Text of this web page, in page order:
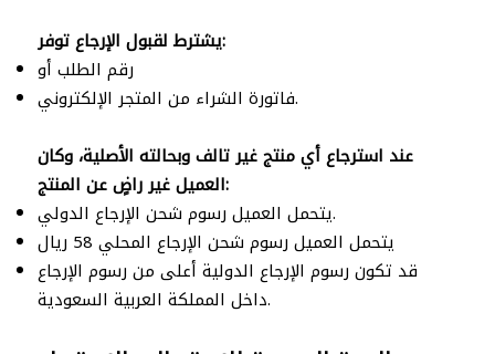
يشترط لقبول الإرجاع توفر:
رقم الطلب أو
فاتورة الشراء من المتجر الإلكتروني.
عند استرجاع أي منتج غير تالف وبحالته الأصلية، وكان
العميل غير راضٍ عن المنتج:
يتحمل العميل رسوم شحن الإرجاع الدولي.
يتحمل العميل رسوم شحن الإرجاع المحلي 58 ريال
قد تكون رسوم الإرجاع الدولية أعلى من رسوم الإرجاع
داخل المملكة العربية السعودية.